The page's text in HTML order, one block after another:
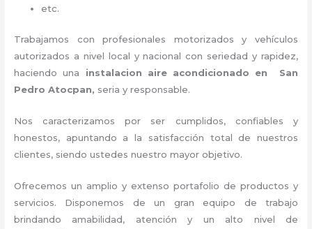
etc.
Trabajamos con profesionales motorizados y vehículos
autorizados a nivel local y nacional con seriedad y rapidez,
haciendo una instalacion aire acondicionado en San
Pedro Atocpan, seria y responsable.
Nos caracterizamos por ser cumplidos, confiables y
honestos, apuntando a la satisfacción total de nuestros
clientes, siendo ustedes nuestro mayor objetivo.
Ofrecemos un amplio y extenso portafolio de productos y
servicios. Disponemos de un gran equipo de trabajo
brindando amabilidad, atención y un alto nivel de